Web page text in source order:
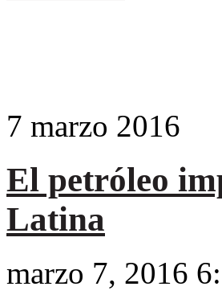
7 marzo 2016
El petróleo
Latina
marzo 7, 2016